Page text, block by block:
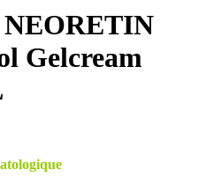
Gelcream